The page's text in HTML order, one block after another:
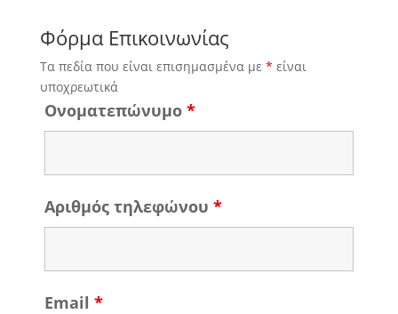
Φόρμα Επικοινωνίας
Τα πεδία που είναι επισημασμένα με * είναι
υποχρεωτικά
Ονοματεπώνυμο *
Αριθμός τηλεφώνου *
Email *